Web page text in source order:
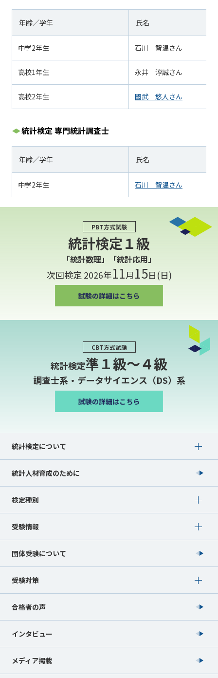
年齢／学年 氏名
中学2年生 石川 智温さん
高校1年生 永井 淳誠さん
高校2年生 國武 悠人さん
統計検定 専門統計調査士
年齢／学年 氏名
中学2年生 石川 智温さん
PBT方式試験
統計検定１級
「統計数理」「統計応用」
次回検定 2026年11月15日(日)
CBT方式試験
統計検定準１級〜４級
調査士系・データサイエンス（DS）系
統計検定について
Show submenu for 統計検定について
統計人材育成のために
検定種別
Show submenu for 検定種別
受験情報
Show submenu for 受験情報
団体受験について
受験対策
Show submenu for 受験対策
合格者の声
インタビュー
メディア掲載